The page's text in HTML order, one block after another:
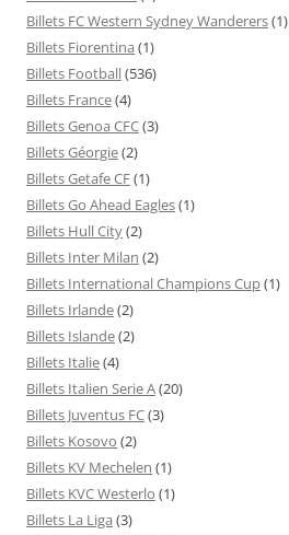
Billets FC Western Sydney Wanderers(1)
Billets Fiorentina (1)
Billets Football(536)
Billets France(4)
Billets Genoa CFC(3)
Billets Géorgie(2)
Billets Getafe CF(1)
Billets Go Ahead Eagles(1)
Billets Hull City(2)
Billets Inter Milan (2)
Billets International Champions Cup(1)
Billets Irlande(2)
Billets Islande(2)
Billets Italie(4)
Billets Italien Serie A(20)
Billets Juventus FC(3)
Billets Kosovo (2)
Billets KV Mechelen (1)
Billets KVC Westerlo (1)
Billets La Liga (3)